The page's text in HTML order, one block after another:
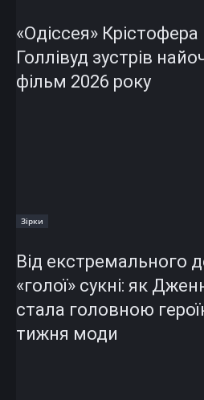
«Одіссея»
Голлівуд зустрів
фільм 2026 року
Зірки
Від екстремального
«голої» сукні: як
стала головною
тижня моди